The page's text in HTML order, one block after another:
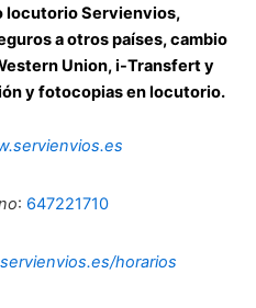
locutorio Servienvios,
a otros países, cambio
Union, i-Transfert y
y fotocopias en locutorio.
: 647221710
horarios